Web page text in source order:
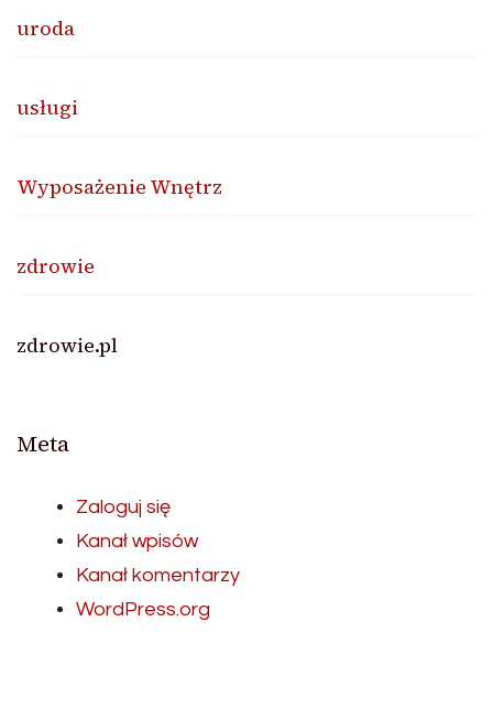
uroda
usługi
Wyposażenie Wnętrz
zdrowie
zdrowie.pl
Meta
Zaloguj się
Kanał wpisów
Kanał komentarzy
WordPress.org